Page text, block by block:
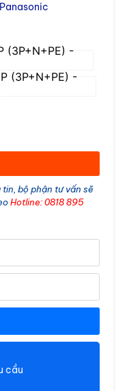
Panasonic
(3P+N+PE) -
(3P+N+PE) -
bộ phận tư vấn sẽ
Hotline: 0818 895
cầu